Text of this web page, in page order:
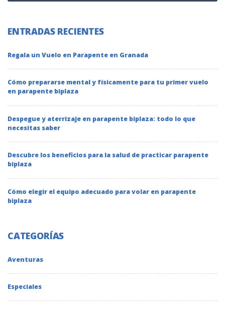
ENTRADAS RECIENTES
Regala un Vuelo en Parapente en Granada
Cómo prepararse mental y físicamente para tu primer vuelo
en parapente biplaza
Despegue y aterrizaje en parapente biplaza: todo lo que
necesitas saber
Descubre los beneficios para la salud de practicar parapente
biplaza
Cómo elegir el equipo adecuado para volar en parapente
biplaza
CATEGORÍAS
Aventuras
Especiales